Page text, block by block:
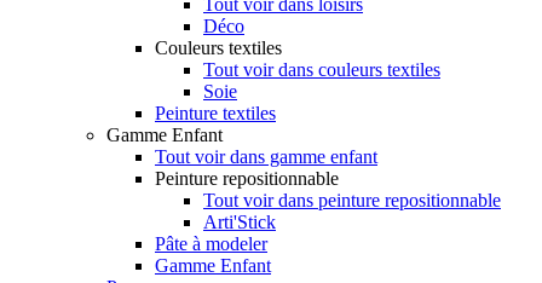
Tout voir dans loisirs
Déco
Couleurs textiles
Tout voir dans couleurs textiles
Soie
Peinture textiles
Gamme Enfant
Tout voir dans gamme enfant
Peinture repositionnable
Tout voir dans peinture repositionnable
Arti'Stick
Pâte à modeler
Gamme Enfant